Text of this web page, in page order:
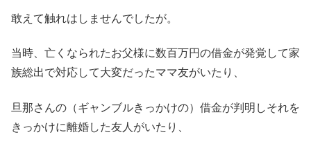
敢えて触れはしませんでしたが。
当時、亡くなられたお父様に数百万円の借金が発覚して家
族総出で対応して大変だったママ友がいたり、
旦那さんの（ギャンブルきっかけの）借金が判明しそれを
きっかけに離婚した友人がいたり、